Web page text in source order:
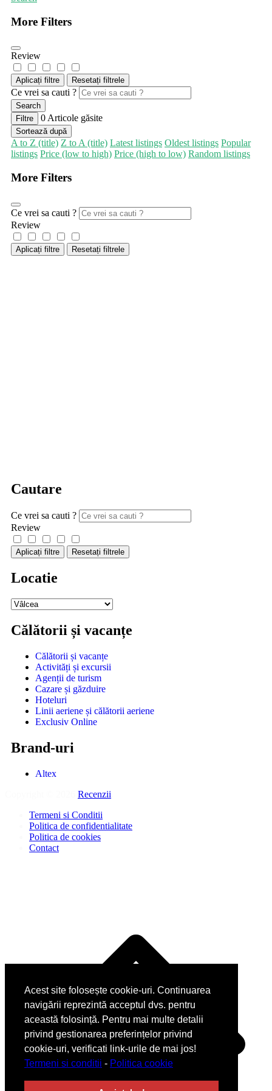
Acest site folosește cookie-uri. Continuarea
navigării reprezintă acceptul dvs. pentru
această folosință. Pentru mai multe detalii
privind gestionarea preferințelor privind
cookie-uri, verificati link-urile de mai jos!
Termeni si conditii - Politica cookie
More Filters
Review
Aplicați filtre Resetați filtrele
Ce vrei sa cauti ?
Search
Filtre
0 Articole găsite
Sortează după
A to Z (title) Z to A (title) Latest listings Oldest listings Popular
listings Price (low to high) Price (high to low) Random listings
More Filters
Ce vrei sa cauti ?
Review
Aplicați filtre Resetați filtrele
Cautare
Ce vrei sa cauti ?
Review
Aplicați filtre Resetați filtrele
Locatie
Călătorii și vacanțe
Călătorii și vacanțe
Activități și excursii
Agenții de turism
Cazare și găzduire
Hoteluri
Linii aeriene și călătorii aeriene
Exclusiv Online
Brand-uri
Altex
Recenzii
Termeni si Conditii
Politica de confidentialitate
Politica de cookies
Contact